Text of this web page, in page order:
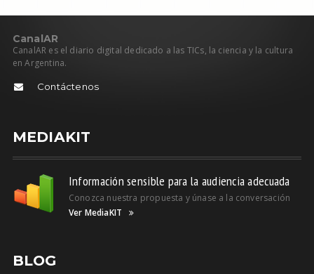
CanalAR
CanalAR es el diario digital dedicado a las TICs, la ciencia y la cultura
en Argentina.
Contáctenos
MEDIAKIT
Información sensible para la audiencia adecuada
Conozca nuestra propuesta y únase a la conversación
Ver MediaKIT
BLOG